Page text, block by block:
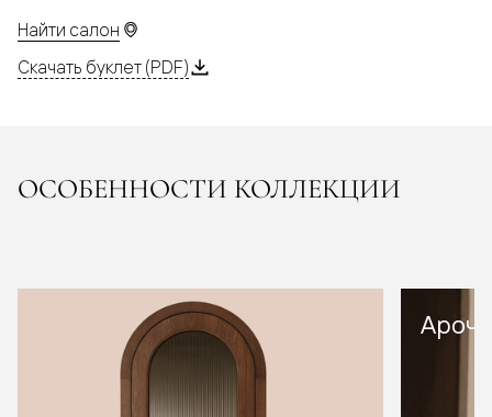
Найти салон
Скачать буклет (PDF)
ОСОБЕННОСТИ КОЛЛЕКЦИИ